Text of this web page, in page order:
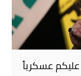
عسكرياً